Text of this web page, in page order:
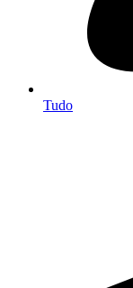
Tudo